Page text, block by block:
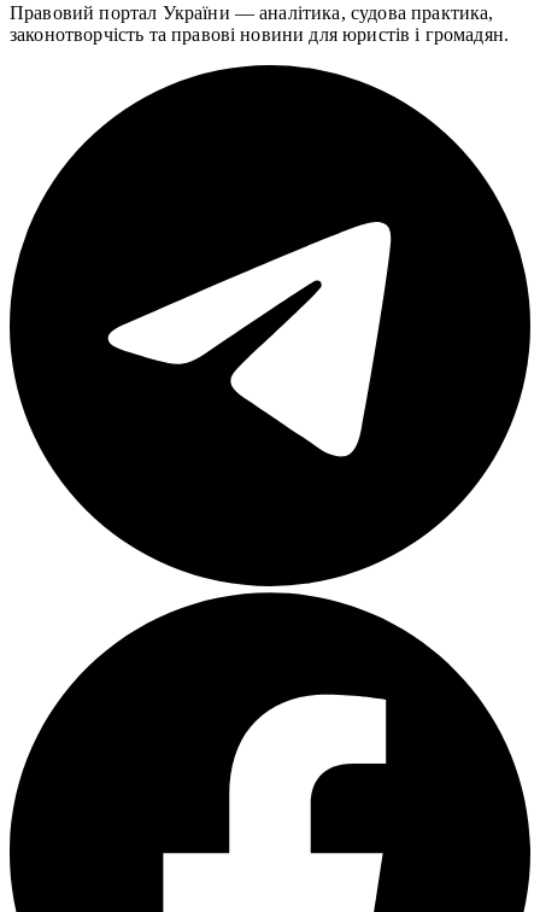
Правовий портал України — аналітика, судова практика,
законотворчість та правові новини для юристів і громадян.